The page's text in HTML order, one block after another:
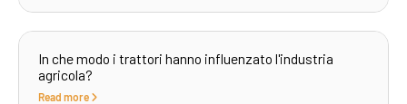
In che modo i trattori hanno influenzato l'industria
agricola?
Read more